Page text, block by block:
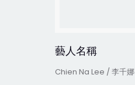
藝人名稱
Chien Na Lee / 李千娜